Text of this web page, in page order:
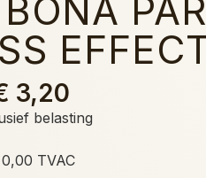
3,20
belasting
TVAC